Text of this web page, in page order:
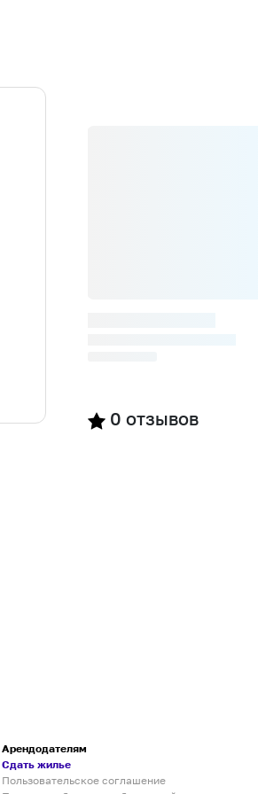
0 отзывов
Арендодателям
Сдать жилье
Пользовательское соглашение